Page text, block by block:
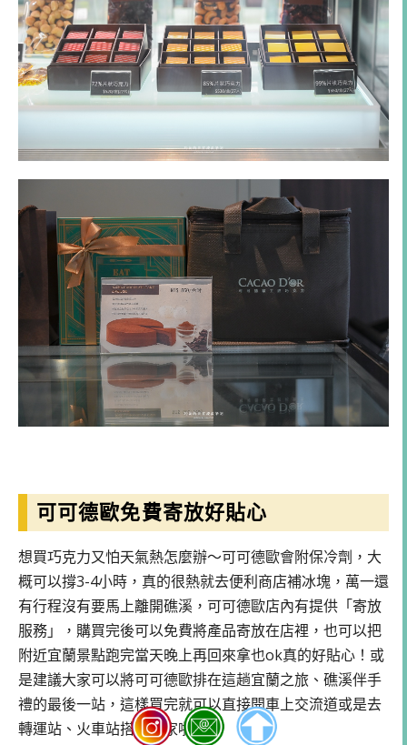
可可德歐免費寄放好貼心
想買巧克力又怕天氣熱怎麼辦～可可德歐會附保冷劑，大
概可以撐3-4小時，真的很熱就去便利商店補冰塊，萬一還
有行程沒有要馬上離開礁溪，可可德歐店內有提供「寄放
服務」，購買完後可以免費將產品寄放在店裡，也可以把
附近宜蘭景點跑完當天晚上再回來拿也ok真的好貼心！或
是建議大家可以將可可德歐排在這趟宜蘭之旅、礁溪伴手
禮的最後一站，這樣買完就可以直接開車上交流道或是去
轉運站、火車站搭車回家啦～